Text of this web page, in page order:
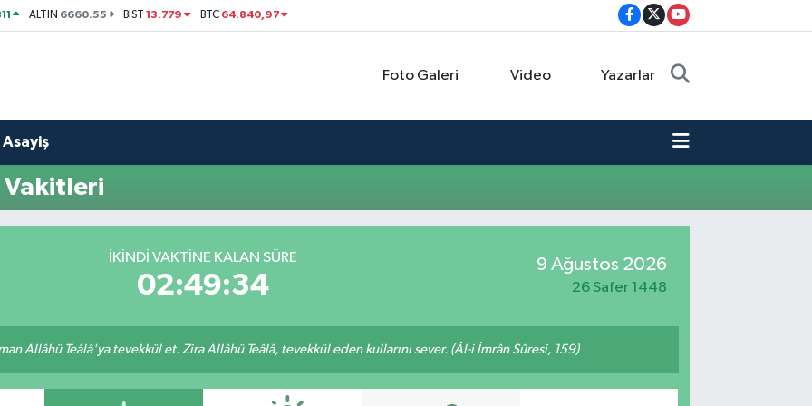
ALTIN 6660.55 BİST13.779 BTC 64.840,97
Foto Galeri Video Yazarlar
Asayiş
Vakitleri
İKINDI VAKTINE KALAN SÜRE
02:49:33
9 Ağustos 2026
26 Safer 1448
Allâhü Teâlâ'ya tevekkül et. Zira Allâhü Teâlâ, tevekkül eden kullarını sever. (Âl-i İmrân Sûresi, 159)